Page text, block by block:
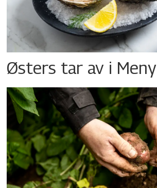
Østers tar av i Meny